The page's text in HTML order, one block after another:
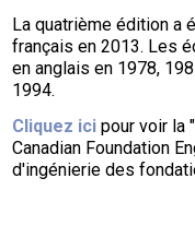
La quatrième édition a
français en 2013. Les
en anglais en 1978,
1994.
Cliquez ici pour voir la
Canadian Foundation
d'ingénierie des